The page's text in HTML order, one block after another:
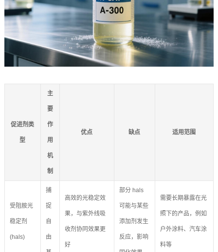
促进剂类
型
主
要
作
用
机
制
优点 缺点 适用范围
受阻胺光
稳定剂
(hals)
捕
捉
自
由
高效的光稳定效
果，与紫外线吸
收剂协同效果更
好
部分 hals
可能与某些
添加剂发生
反应，影响
需要长期暴露在光
照下的产品，例如
户外涂料、汽车涂
料等